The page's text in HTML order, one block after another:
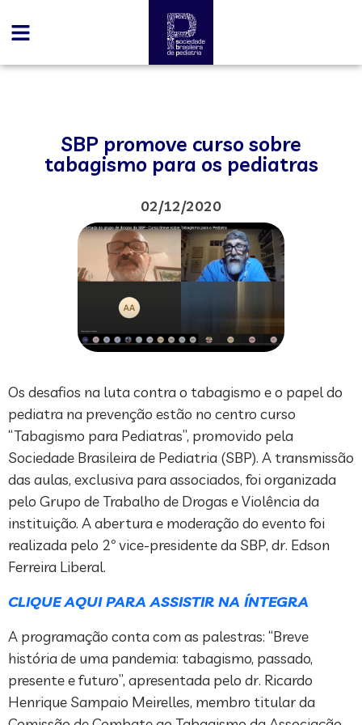
SBP promove curso sobre
tabagismo para os pediatras
02/12/2020
Os desafios na luta contra o tabagismo e o papel do
pediatra na prevenção estão no centro curso
“Tabagismo para Pediatras”, promovido pela
Sociedade Brasileira de Pediatria (SBP). A transmissão
das aulas, exclusiva para associados, foi organizada
pelo Grupo de Trabalho de Drogas e Violência da
instituição. A abertura e moderação do evento foi
realizada pelo 2º vice-presidente da SBP, dr. Edson
Ferreira Liberal.
CLIQUE AQUI PARA ASSISTIR NA ÍNTEGRA
A programação conta com as palestras: “Breve
história de uma pandemia: tabagismo, passado,
presente e futuro”, apresentada pelo dr. Ricardo
Henrique Sampaio Meirelles, membro titular da